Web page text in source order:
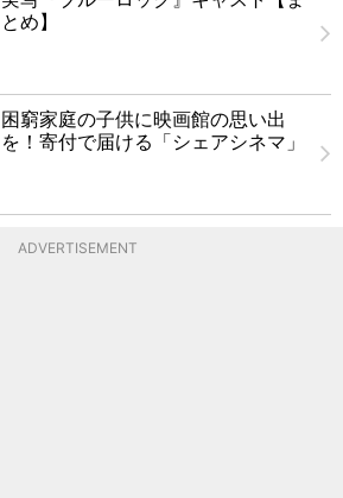
とめ】
困窮家庭の子供に映画館の思い出
を！寄付で届ける「シェアシネマ」
ADVERTISEMENT